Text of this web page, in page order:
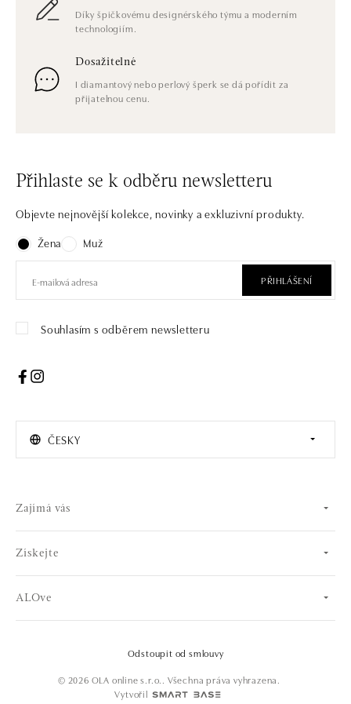
Díky špičkovému designérského týmu a moderním
technologiím.
Dosažitelné
I diamantový nebo perlový šperk se dá pořídit za
přijatelnou cenu.
Přihlaste se k odběru newsletteru
Objevte nejnovější kolekce, novinky a exkluzivní produkty.
Žena
Muž
PŘIHLÁŠENÍ
Souhlasím s odběrem newsletteru
ČESKY
Zajímá vás
Získejte
ALOve
© 2026 OLA online s.r.o.. Všechna práva vyhrazena.
Vytvořil
Odstoupit od smlouvy